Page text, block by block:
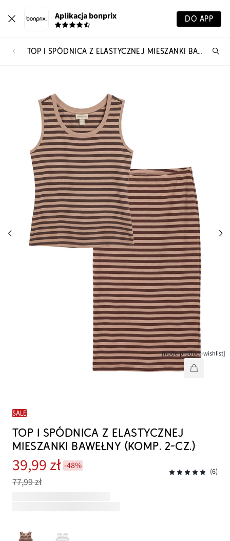
Aplikacja bonprix DO APP
TOP I SPÓDNICA Z ELASTYCZNEJ MIESZANKI BAWEŁNY (KOMP. 2-CZ.)
[node-product-wishlist]
SALE
TOP I SPÓDNICA Z ELASTYCZNEJ
MIESZANKI BAWEŁNY (KOMP. 2-CZ.)
39,99 zł -48%
77,99 zł
(6)